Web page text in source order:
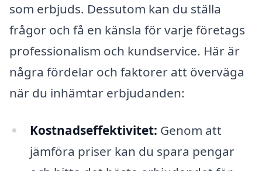
som erbjuds. Dessutom kan du ställa
frågor och få en känsla för varje företags
professionalism och kundservice. Här är
några fördelar och faktorer att överväga
när du inhämtar erbjudanden:
Kostnadseffektivitet: Genom att
jämföra priser kan du spara pengar